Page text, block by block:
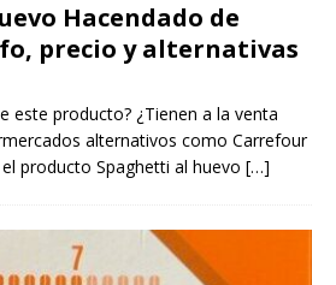
Hacendado de
precio y alternativas
este producto? ¿Tienen a la venta
alternativos como Carrefour
producto Spaghetti al huevo […]